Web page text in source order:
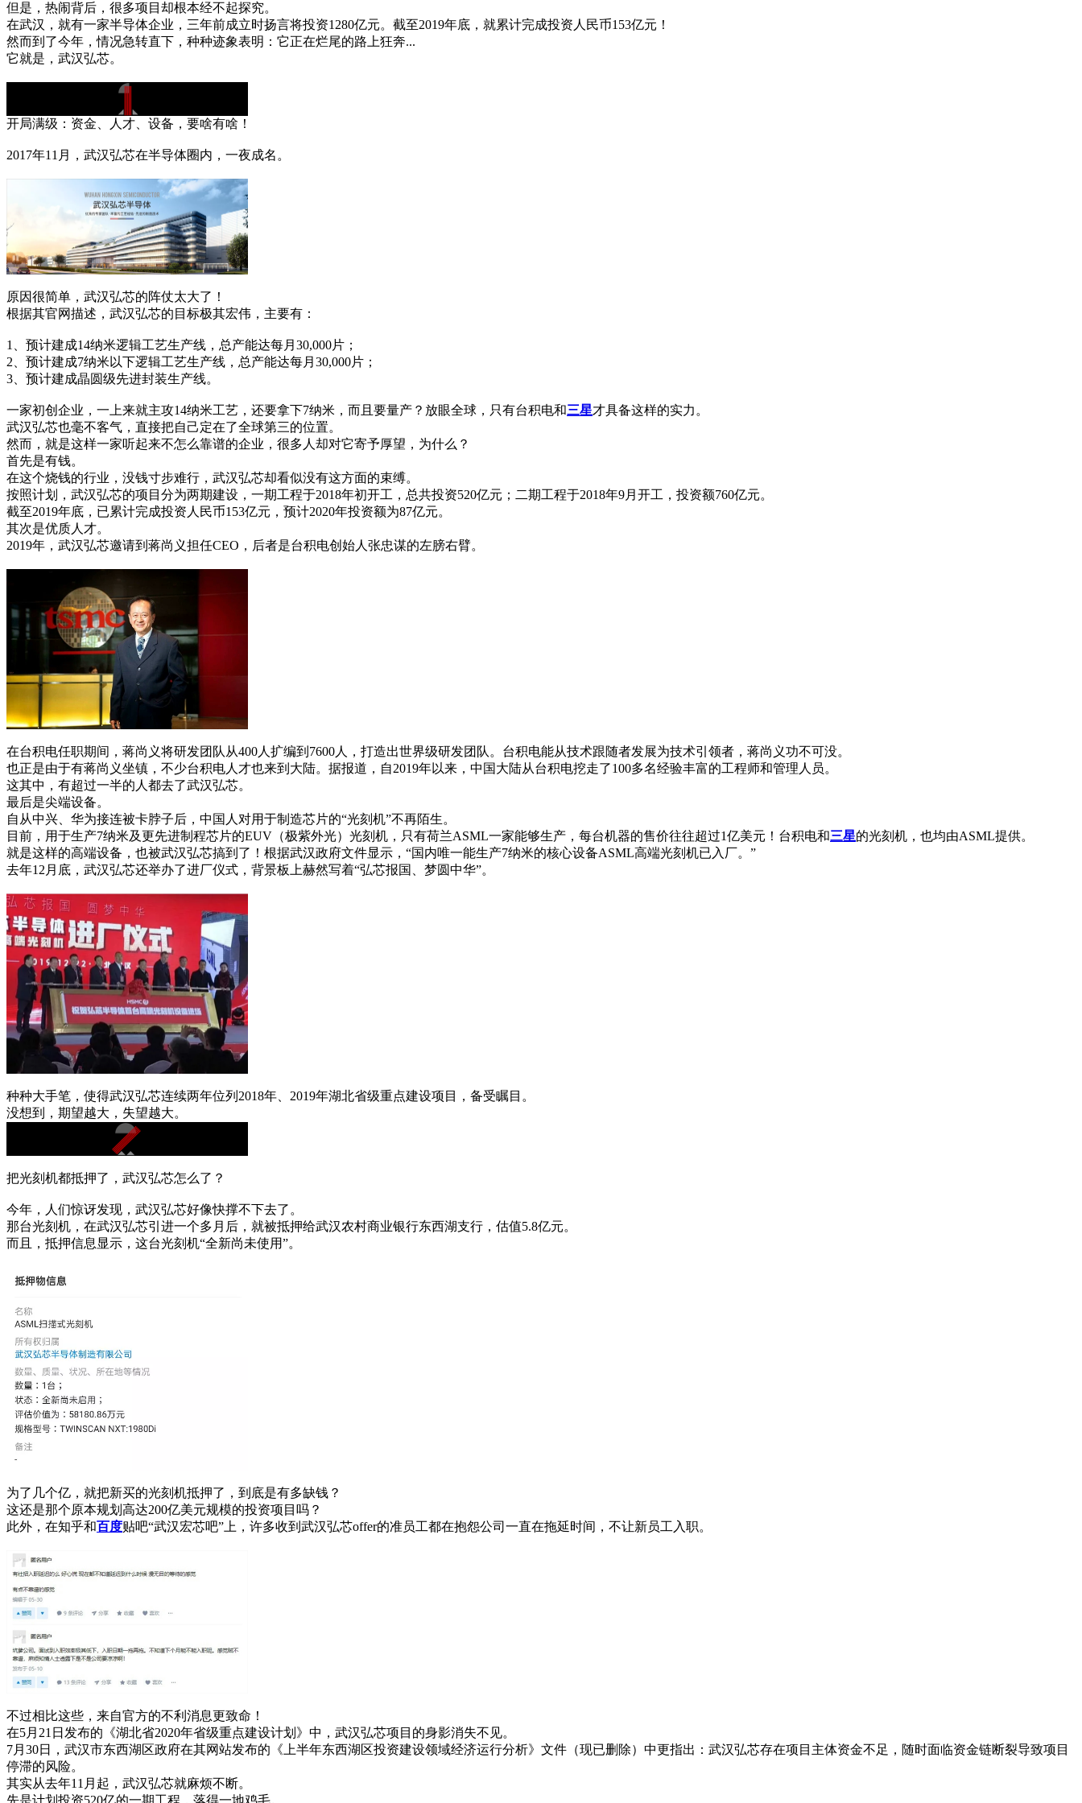
但是，热闹背后，很多项目却根本经不起探究。
在武汉，就有一家半导体企业，三年前成立时扬言将投资1280亿元。截至2019年底，就累计完成投资人民币153亿元！
然而到了今年，情况急转直下，种种迹象表明：它正在烂尾的路上狂奔...
它就是，武汉弘芯。
开局满级：资金、人才、设备，要啥有啥！
2017年11月，武汉弘芯在半导体圈内，一夜成名。
原因很简单，武汉弘芯的阵仗太大了！
根据其官网描述，武汉弘芯的目标极其宏伟，主要有：
1、预计建成14纳米逻辑工艺生产线，总产能达每月30,000片；
2、预计建成7纳米以下逻辑工艺生产线，总产能达每月30,000片；
3、预计建成晶圆级先进封装生产线。
一家初创企业，一上来就主攻14纳米工艺，还要拿下7纳米，而且要量产？放眼全球，只有台积电和三星才具备这样的实力。
武汉弘芯也毫不客气，直接把自己定在了全球第三的位置。
然而，就是这样一家听起来不怎么靠谱的企业，很多人却对它寄予厚望，为什么？
首先是有钱。
在这个烧钱的行业，没钱寸步难行，武汉弘芯却看似没有这方面的束缚。
按照计划，武汉弘芯的项目分为两期建设，一期工程于2018年初开工，总共投资520亿元；二期工程于2018年9月开工，投资额760亿元。
截至2019年底，已累计完成投资人民币153亿元，预计2020年投资额为87亿元。
其次是优质人才。
2019年，武汉弘芯邀请到蒋尚义担任CEO，后者是台积电创始人张忠谋的左膀右臂。
在台积电任职期间，蒋尚义将研发团队从400人扩编到7600人，打造出世界级研发团队。台积电能从技术跟随者发展为技术引领者，蒋尚义功不可没。
也正是由于有蒋尚义坐镇，不少台积电人才也来到大陆。据报道，自2019年以来，中国大陆从台积电挖走了100多名经验丰富的工程师和管理人员。
这其中，有超过一半的人都去了武汉弘芯。
最后是尖端设备。
自从中兴、华为接连被卡脖子后，中国人对用于制造芯片的“光刻机”不再陌生。
目前，用于生产7纳米及更先进制程芯片的EUV（极紫外光）光刻机，只有荷兰ASML一家能够生产，每台机器的售价往往超过1亿美元！台积电和三星的光刻机，也均由ASML提供。
就是这样的高端设备，也被武汉弘芯搞到了！根据武汉政府文件显示，“国内唯一能生产7纳米的核心设备ASML高端光刻机已入厂。”
去年12月底，武汉弘芯还举办了进厂仪式，背景板上赫然写着“弘芯报国、梦圆中华”。
种种大手笔，使得武汉弘芯连续两年位列2018年、2019年湖北省级重点建设项目，备受瞩目。
没想到，期望越大，失望越大。
把光刻机都抵押了，武汉弘芯怎么了？
今年，人们惊讶发现，武汉弘芯好像快撑不下去了。
那台光刻机，在武汉弘芯引进一个多月后，就被抵押给武汉农村商业银行东西湖支行，估值5.8亿元。
而且，抵押信息显示，这台光刻机“全新尚未使用”。
为了几个亿，就把新买的光刻机抵押了，到底是有多缺钱？
这还是那个原本规划高达200亿美元规模的投资项目吗？
此外，在知乎和百度贴吧“武汉宏芯吧”上，许多收到武汉弘芯offer的准员工都在抱怨公司一直在拖延时间，不让新员工入职。
不过相比这些，来自官方的不利消息更致命！
在5月21日发布的《湖北省2020年省级重点建设计划》中，武汉弘芯项目的身影消失不见。
7月30日，武汉市东西湖区政府在其网站发布的《上半年东西湖区投资建设领域经济运行分析》文件（现已删除）中更指出：武汉弘芯存在项目主体资金不足，随时面临资金链断裂导致项目
停滞的风险。
其实从去年11月起，武汉弘芯就麻烦不断。
先是计划投资520亿的一期工程，落得一地鸡毛。